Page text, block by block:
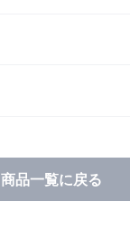
商品一覧に戻る